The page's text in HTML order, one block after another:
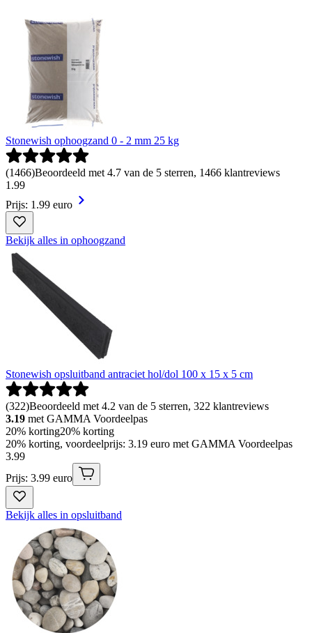
Stonewish ophoogzand 0 - 2 mm 25 kg
(1466)Beoordeeld met 4.7 van de 5 sterren, 1466 klantreviews
1 .99
Prijs: 1.99 euro
Bekijk alles in ophoogzand
Stonewish opsluitband antraciet hol/dol 100 x 15 x 5 cm
(322)Beoordeeld met 4.2 van de 5 sterren, 322 klantreviews
3.19 met GAMMA Voordeelpas
20% korting20% korting
20% korting, voordeelprijs: 3.19 euro met GAMMA Voordeelpas
3.99
Prijs: 3.99 euro
Bekijk alles in opsluitband